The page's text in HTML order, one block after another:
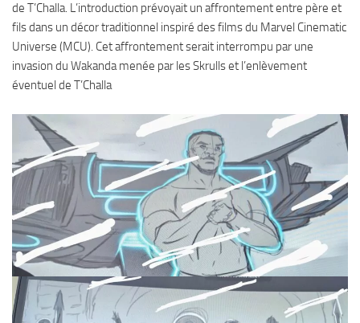
de T’Challa. L’introduction prévoyait un affrontement entre père et
fils dans un décor traditionnel inspiré des films du Marvel Cinematic
Universe (MCU). Cet affrontement serait interrompu par une
invasion du Wakanda menée par les Skrulls et l’enlèvement
éventuel de T’Challa